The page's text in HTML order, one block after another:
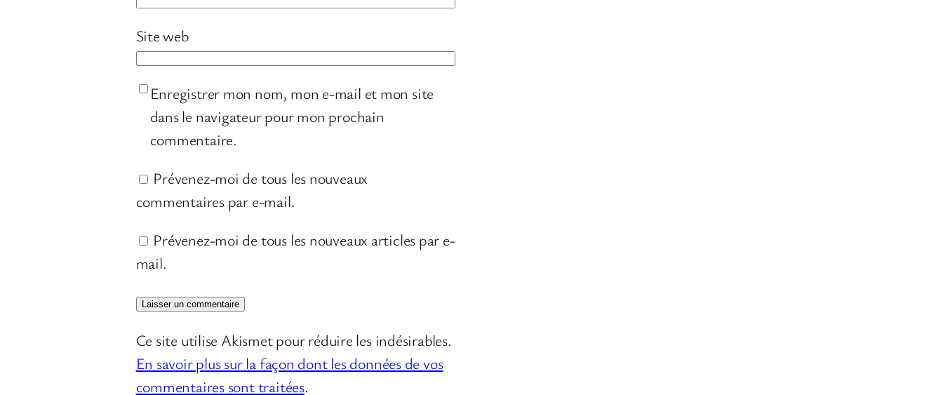
Site web
Enregistrer mon nom, mon e-mail et mon site
dans le navigateur pour mon prochain
commentaire.
Prévenez-moi de tous les nouveaux
commentaires par e-mail.
Prévenez-moi de tous les nouveaux articles par e-
mail.
Ce site utilise Akismet pour réduire les indésirables.
En savoir plus sur la façon dont les données de vos
commentaires sont traitées.